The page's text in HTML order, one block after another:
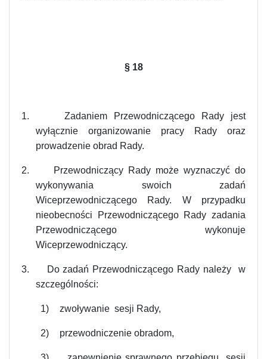
§ 18
1.
Zadaniem Przewodniczącego Rady jest
wyłącznie organizowanie pracy Rady oraz
prowadzenie obrad Rady.
2.
Przewodniczący Rady może wyznaczyć do
wykonywania swoich zadań
Wiceprzewodniczącego Rady. W przypadku
nieobecności Przewodniczącego Rady zadania
Przewodniczącego wykonuje
Wiceprzewodniczący.
3.
Do zadań Przewodniczącego Rady należy w
szczególności:
1) zwoływanie sesji Rady,
2) przewodniczenie obradom,